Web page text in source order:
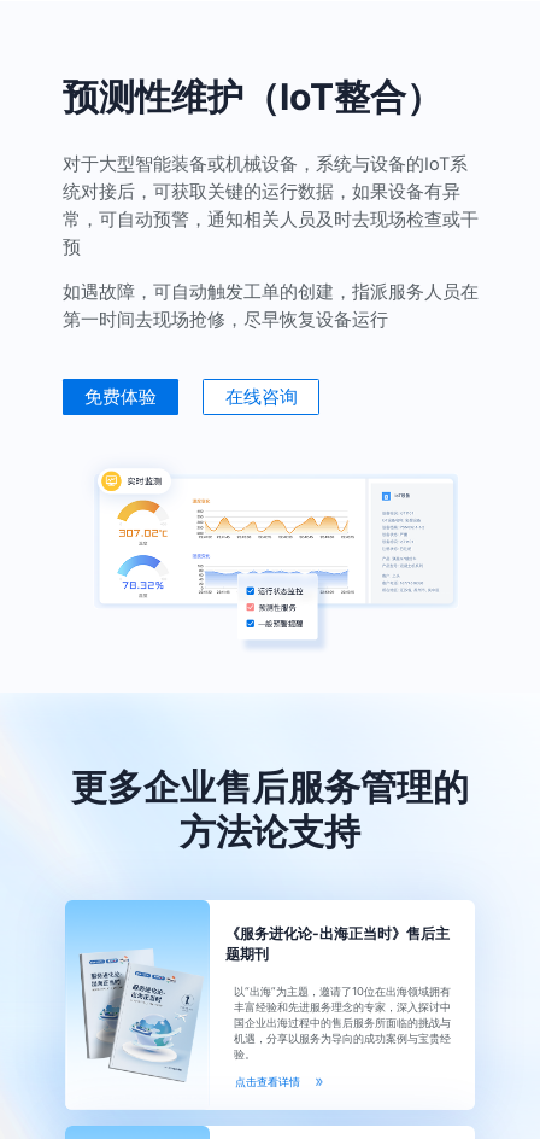
预测性维护（IoT整合）
对于大型智能装备或机械设备，系统与设备的IoT系
统对接后，可获取关键的运行数据，如果设备有异
常，可自动预警，通知相关人员及时去现场检查或干
预
如遇故障，可自动触发工单的创建，指派服务人员在
第一时间去现场抢修，尽早恢复设备运行
免费体验 在线咨询
更多企业售后服务管理的
方法论支持
《服务进化论-出海正当时》售后主
题期刊
以“出海”为主题，邀请了10位在出海领域拥有
丰富经验和先进服务理念的专家，深入探讨中
国企业出海过程中的售后服务所面临的挑战与
机遇，分享以服务为导向的成功案例与宝贵经
验。
点击查看详情